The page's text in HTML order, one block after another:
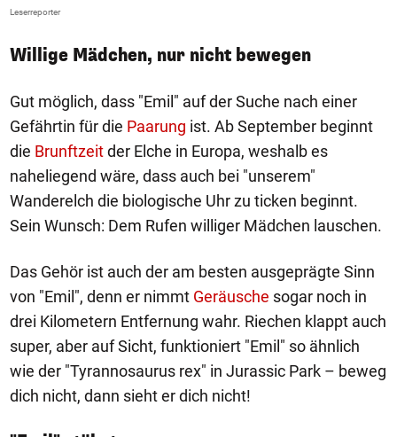
Leserreporter
Willige Mädchen, nur nicht bewegen
Gut möglich, dass "Emil" auf der Suche nach einer
Gefährtin für die Paarung ist. Ab September beginnt
die Brunftzeitder Elche in Europa, weshalb es
naheliegend wäre, dass auch bei "unserem"
Wanderelch die biologische Uhr zu ticken beginnt.
Sein Wunsch: Dem Rufen williger Mädchen lauschen.
Das Gehör ist auch der am besten ausgeprägte Sinn
von "Emil", denn er nimmt Geräusche sogar noch in
drei Kilometern Entfernung wahr. Riechen klappt auch
super, aber auf Sicht, funktioniert "Emil" so ähnlich
wie der "Tyrannosaurus rex" in Jurassic Park – beweg
dich nicht, dann sieht er dich nicht!